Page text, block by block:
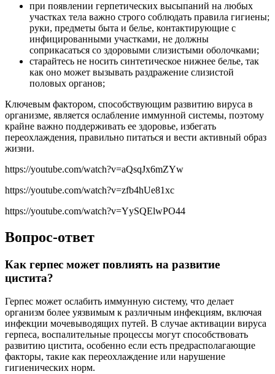
при появлении герпетических высыпаний на любых
участках тела важно строго соблюдать правила гигиены;
руки, предметы быта и белье, контактирующие с
инфицированными участками, не должны
соприкасаться со здоровыми слизистыми оболочками;
старайтесь не носить синтетическое нижнее белье, так
как оно может вызывать раздражение слизистой
половых органов;
Ключевым фактором, способствующим развитию вируса в
организме, является ослабление иммунной системы, поэтому
крайне важно поддерживать ее здоровье, избегать
переохлаждения, правильно питаться и вести активный образ
жизни.
https://youtube.com/watch?v=aQsqJx6mZYw
https://youtube.com/watch?v=zfb4hUe81xc
https://youtube.com/watch?v=YySQElwPO44
Вопрос-ответ
Как герпес может повлиять на развитие
цистита?
Герпес может ослабить иммунную систему, что делает
организм более уязвимым к различным инфекциям, включая
инфекции мочевыводящих путей. В случае активации вируса
герпеса, воспалительные процессы могут способствовать
развитию цистита, особенно если есть предрасполагающие
факторы, такие как переохлаждение или нарушение
гигиенических норм.